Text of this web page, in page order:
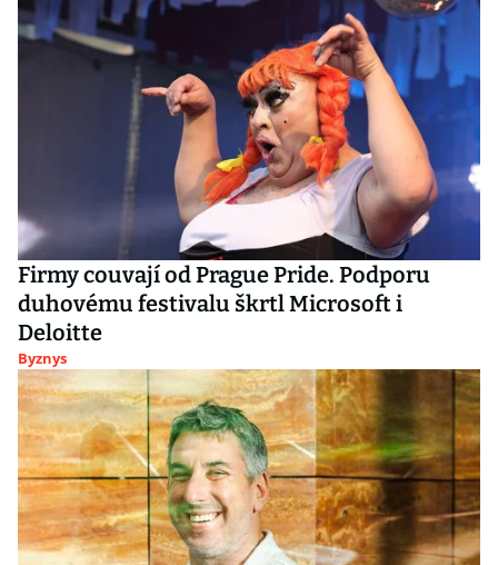
Firmy couvají od Prague Pride. Podporu
duhovému festivalu škrtl Microsoft i
Deloitte
Byznys